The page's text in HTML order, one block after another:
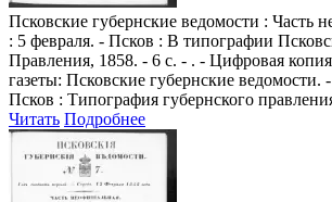
Псковские губернские ведомости : Часть
: 5 февраля. - Псков : В типографии
Правления, 1858. - 6 с. - . - Цифровая
газеты: Псковские губернские
Псков : Типография губернского
Читать Подробнее